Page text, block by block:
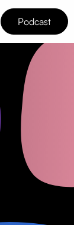
Podcast